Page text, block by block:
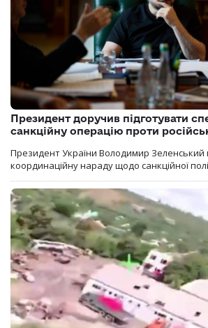
Президент доручив підготувати
санкційну операцію проти
Президент України Володимир Зеленський
координаційну нараду щодо санкційної